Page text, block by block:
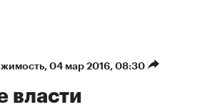
⁠, 04 мар 2016, 08:30
власти